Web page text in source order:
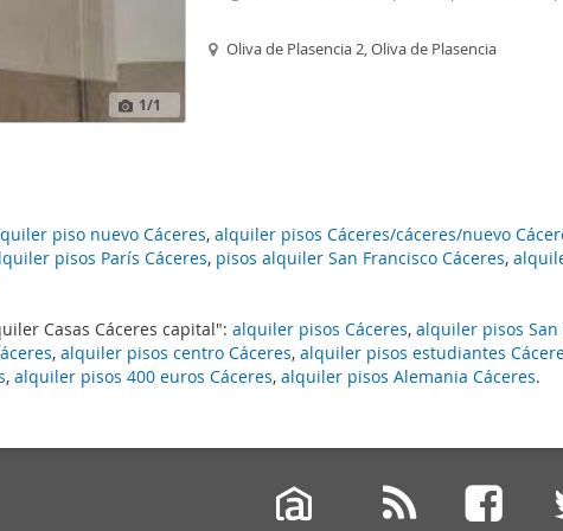
Casas Cáceres capital": alquiler pisos Cáceres, alquiler pisos San
, alquiler pisos centro Cáceres, alquiler pisos estudiantes
, alquiler pisos 400 euros Cáceres, alquiler pisos Alemania Cáceres.
1/1
Oliva de Plasencia 2, Oliva de Plasencia
piso nuevo Cáceres, alquiler pisos Cáceres/cáceres/nuevo
pisos París Cáceres, pisos alquiler San Francisco Cáceres,